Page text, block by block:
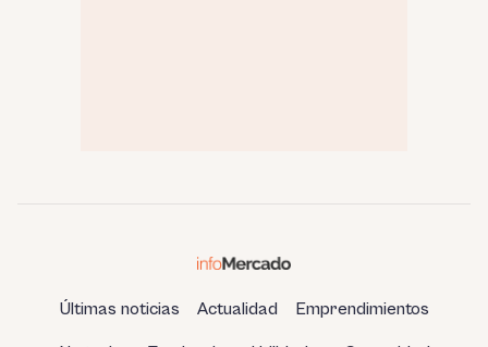
Últimas noticias Actualidad Emprendimientos